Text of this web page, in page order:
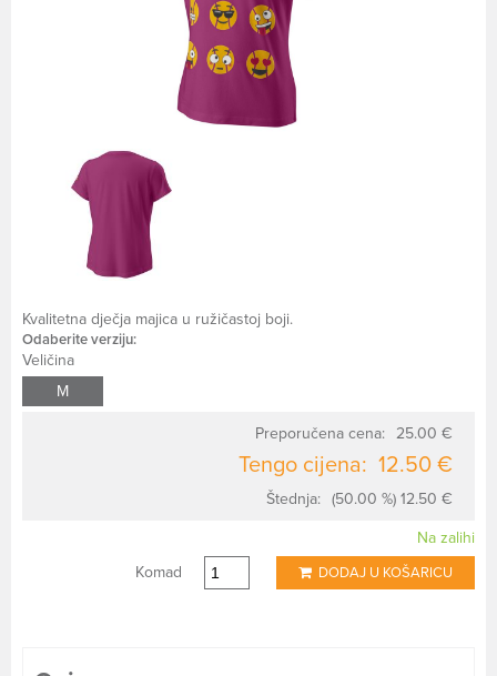
Kvalitetna dječja majica u ružičastoj boji.
Odaberite verziju:
Veličina
M
Preporučena cena: 25.00 €
Tengo cijena: 12.50 €
Štednja: (50.00 %) 12.50 €
Na zalihi
Komad
DODAJ U KOŠARICU